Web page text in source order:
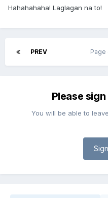
Hahahahaha! Laglagan na to!
PREV Page
Please
You will be able to